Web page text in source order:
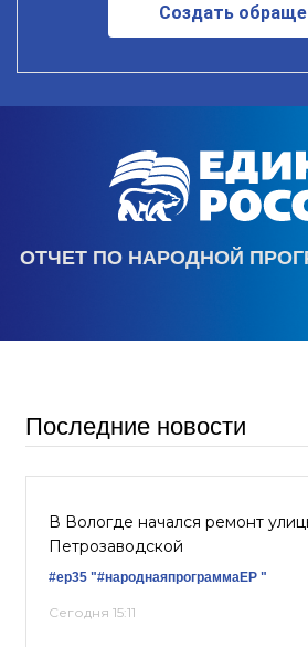
Создать
ОТЧЕТ ПО НАРОДНОЙ
Последние новости
В Вологде начался ремонт
Петрозаводской
#ер35 "#народнаяпрограммаЕР "
Сегодня 15:11